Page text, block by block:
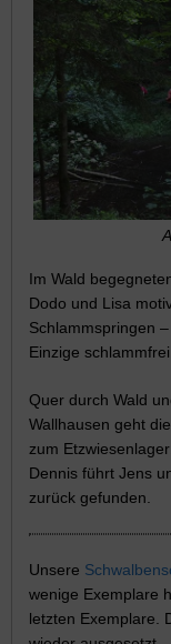
Im Wald
Dodo und Lisa
Schlammspringen
Einzige schlammfrei.
Quer durch Wald
Wallhausen geht
zum
Dennis führt Jens
zurück gefunden.
Unsere
wenige Exemplare
letzten Exemplare.